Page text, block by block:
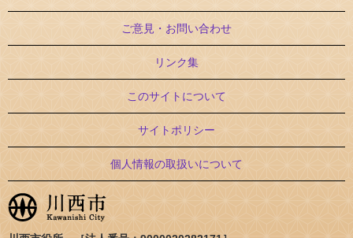
ご意見・お問い合わせ
リンク集
このサイトについて
サイトポリシー
個人情報の取扱いについて